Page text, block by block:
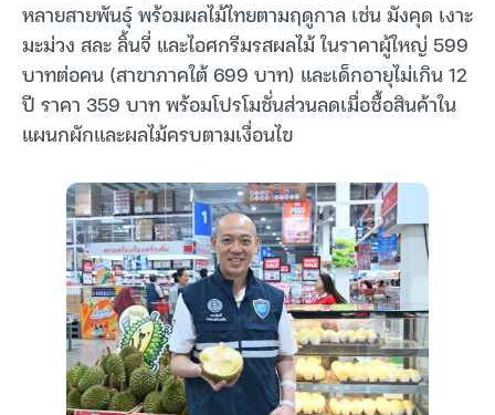
หลายสายพันธุ์ พร้อมผลไม้ไทยตามฤดูกาล เช่น มังคุด เงาะ
มะม่วง สละ ลิ้นจี่ และไอศกรีมรสผลไม้ ในราคาผู้ใหญ่ 599
บาทต่อคน (สาขาภาคใต้ 699 บาท) และเด็กอายุไม่เกิน 12
ปี ราคา 359 บาท พร้อมโปรโมชั่นส่วนลดเมื่อซื้อสินค้าใน
แผนกผักและผลไม้ครบตามเงื่อนไข